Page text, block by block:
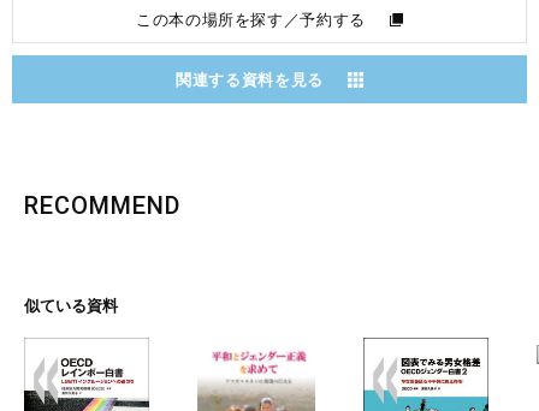
この本の場所を探す／予約する
関連する資料を見る
RECOMMEND
似ている資料